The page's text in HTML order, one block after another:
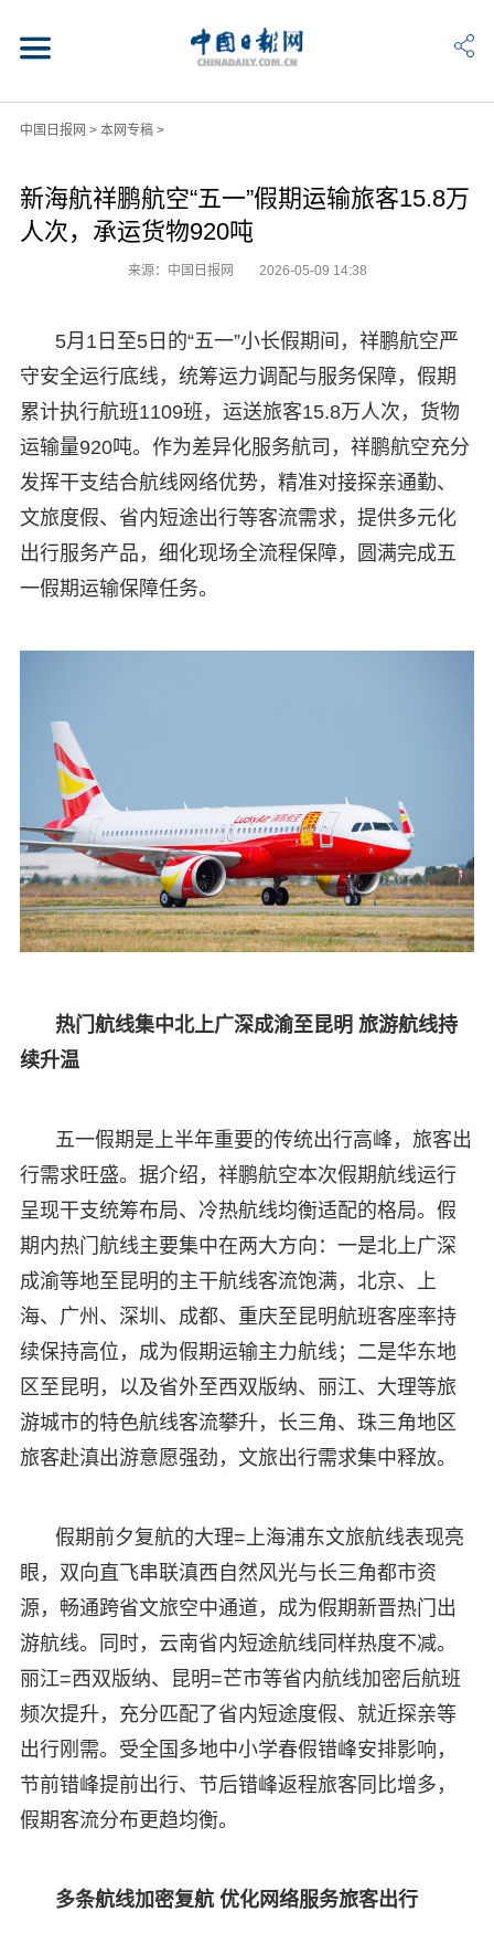
中国日报网 > 本网专稿>
新海航祥鹏航空“五一”假期运输旅客15.8万
人次，承运货物920吨
来源：中国日报网 2026-05-09 14:38
5月1日至5日的“五一”小长假期间，祥鹏航空严
守安全运行底线，统筹运力调配与服务保障，假期
累计执行航班1109班，运送旅客15.8万人次，货物
运输量920吨。作为差异化服务航司，祥鹏航空充分
发挥干支结合航线网络优势，精准对接探亲通勤、
文旅度假、省内短途出行等客流需求，提供多元化
出行服务产品，细化现场全流程保障，圆满完成五
一假期运输保障任务。
热门航线集中北上广深成渝至昆明 旅游航线持
续升温
五一假期是上半年重要的传统出行高峰，旅客出
行需求旺盛。据介绍，祥鹏航空本次假期航线运行
呈现干支统筹布局、冷热航线均衡适配的格局。假
期内热门航线主要集中在两大方向：一是北上广深
成渝等地至昆明的主干航线客流饱满，北京、上
海、广州、深圳、成都、重庆至昆明航班客座率持
续保持高位，成为假期运输主力航线；二是华东地
区至昆明，以及省外至西双版纳、丽江、大理等旅
游城市的特色航线客流攀升，长三角、珠三角地区
旅客赴滇出游意愿强劲，文旅出行需求集中释放。
假期前夕复航的大理=上海浦东文旅航线表现亮
眼，双向直飞串联滇西自然风光与长三角都市资
源，畅通跨省文旅空中通道，成为假期新晋热门出
游航线。同时，云南省内短途航线同样热度不减。
丽江=西双版纳、昆明=芒市等省内航线加密后航班
频次提升，充分匹配了省内短途度假、就近探亲等
出行刚需。受全国多地中小学春假错峰安排影响，
节前错峰提前出行、节后错峰返程旅客同比增多，
假期客流分布更趋均衡。
多条航线加密复航 优化网络服务旅客出行